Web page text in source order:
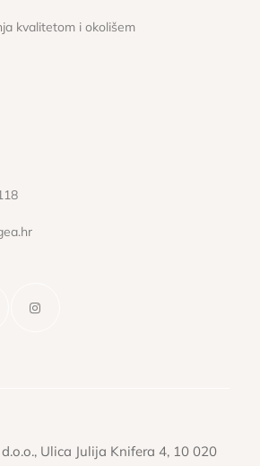
kvalitetom i okolišem
Ulica Julija Knifera 4, 10 020